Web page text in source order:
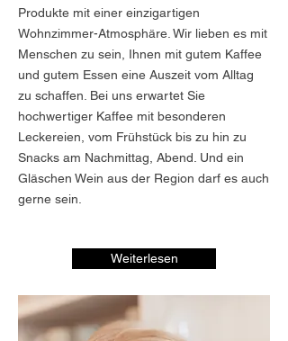
Produkte mit einer einzigartigen
Wohnzimmer-Atmosphäre. Wir lieben es mit
Menschen zu sein, Ihnen mit gutem Kaffee
und gutem Essen eine Auszeit vom Alltag
zu schaffen. Bei uns erwartet Sie
hochwertiger Kaffee mit besonderen
Leckereien, vom Frühstück bis zu hin zu
Snacks am Nachmittag, Abend. Und ein
Gläschen Wein aus der Region darf es auch
gerne sein.
Weiterlesen